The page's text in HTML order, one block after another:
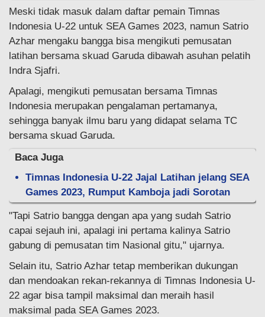
Meski tidak masuk dalam daftar pemain Timnas
Indonesia U-22 untuk SEA Games 2023, namun Satrio
Azhar mengaku bangga bisa mengikuti pemusatan
latihan bersama skuad Garuda dibawah asuhan pelatih
Indra Sjafri.
Apalagi, mengikuti pemusatan bersama Timnas
Indonesia merupakan pengalaman pertamanya,
sehingga banyak ilmu baru yang didapat selama TC
bersama skuad Garuda.
Baca Juga
Timnas Indonesia U-22 Jajal Latihan jelang SEA
Games 2023, Rumput Kamboja jadi Sorotan
"Tapi Satrio bangga dengan apa yang sudah Satrio
capai sejauh ini, apalagi ini pertama kalinya Satrio
gabung di pemusatan tim Nasional gitu," ujarnya.
Selain itu, Satrio Azhar tetap memberikan dukungan
dan mendoakan rekan-rekannya di Timnas Indonesia U-
22 agar bisa tampil maksimal dan meraih hasil
maksimal pada SEA Games 2023.